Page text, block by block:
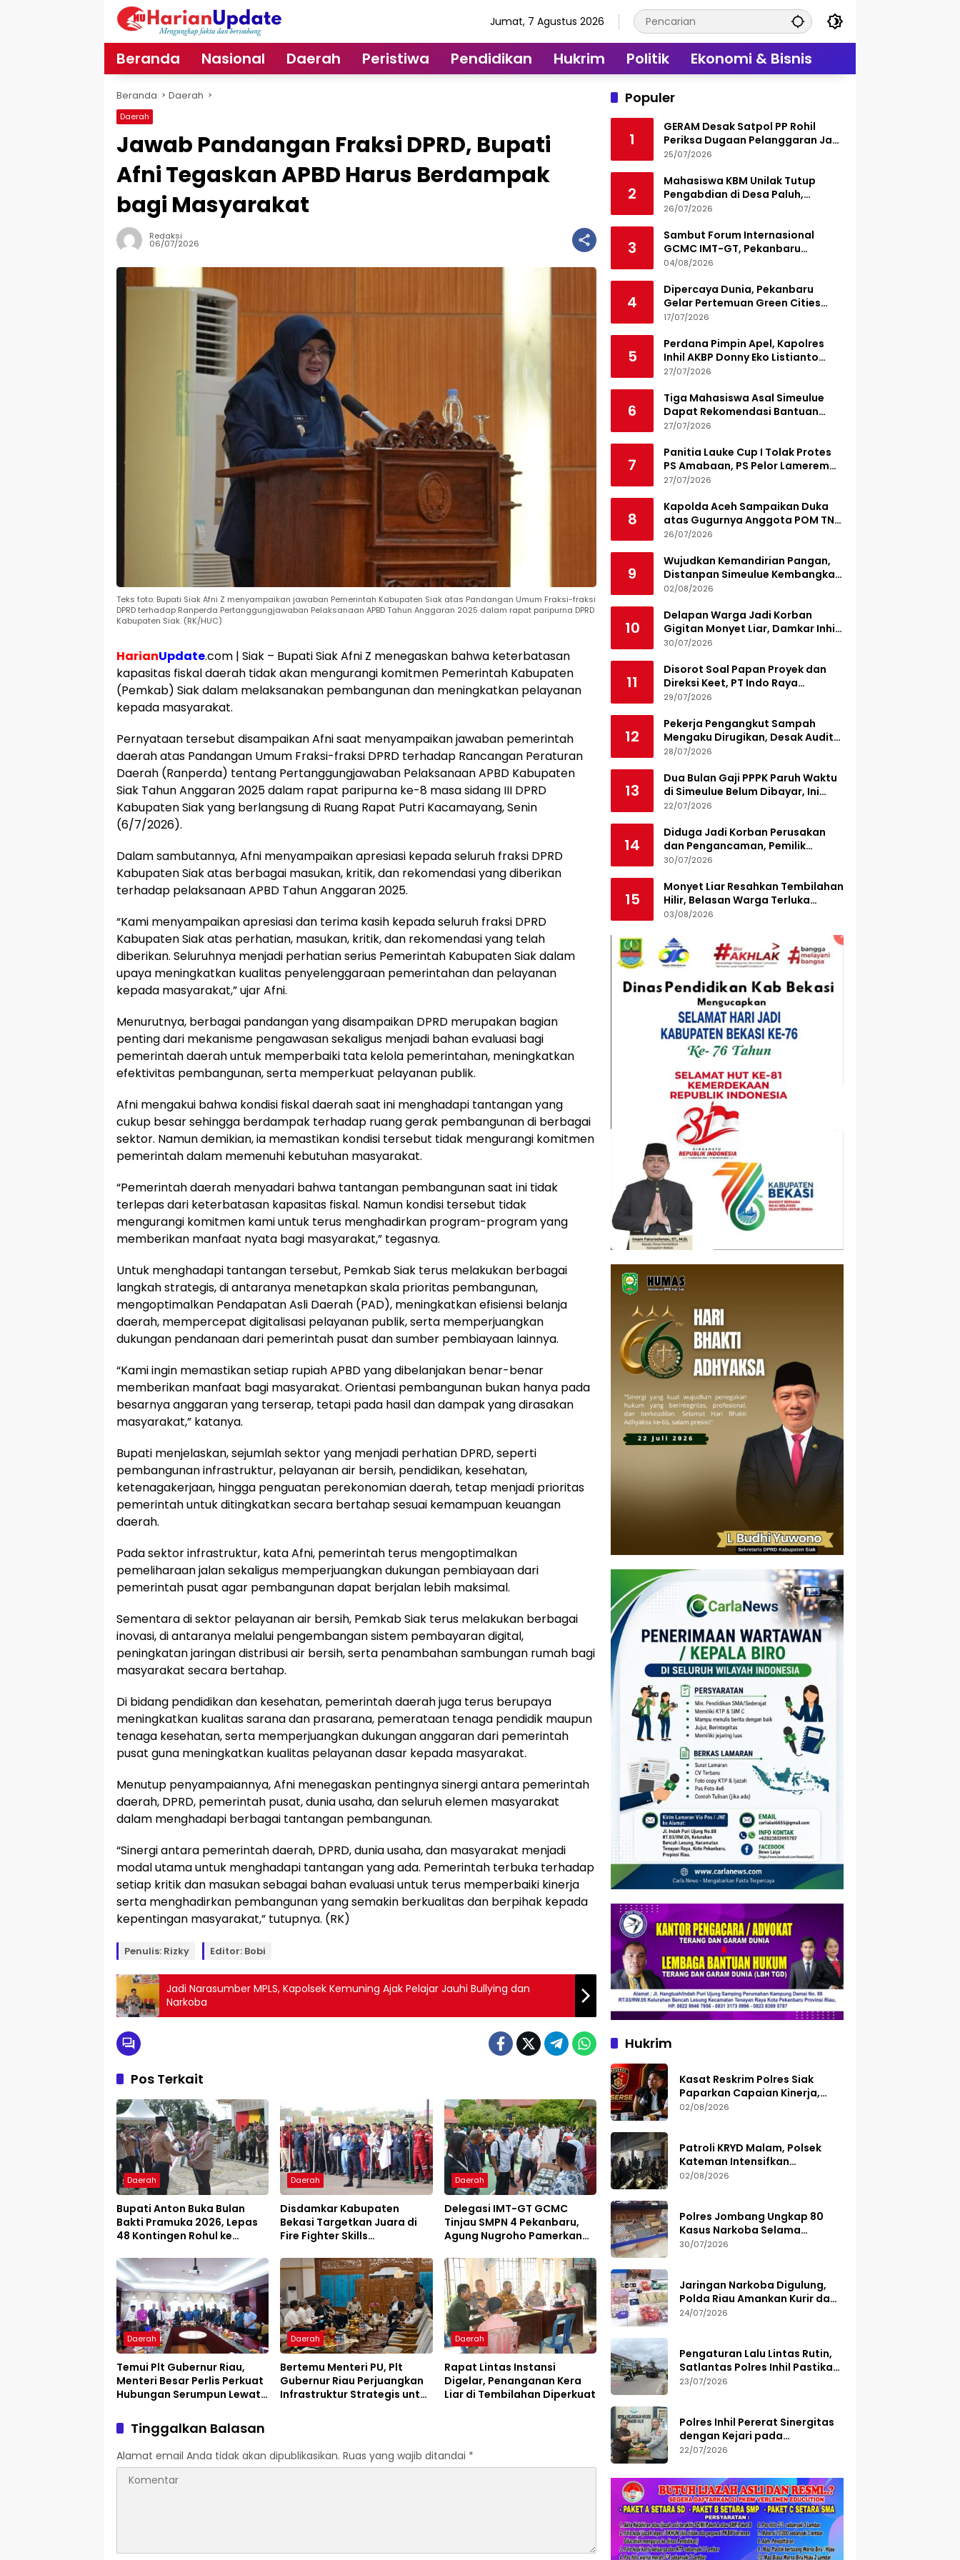
Jumat, 7 Agustus 2026
Beranda Nasional Daerah Peristiwa Pendidikan Hukrim Politik Ekonomi & Bisnis
Beranda Daerah
Daerah
Jawab Pandangan Fraksi DPRD, Bupati
Afni Tegaskan APBD Harus Berdampak
bagi Masyarakat
Redaksi
06/07/2026
Teks foto: Bupati Siak Afni Z menyampaikan jawaban Pemerintah Kabupaten Siak atas Pandangan Umum Fraksi-fraksi
DPRD terhadap Ranperda Pertanggungjawaban Pelaksanaan APBD Tahun Anggaran 2025 dalam rapat paripurna DPRD
Kabupaten Siak. (RK/HUC)
HarianUpdate.com | Siak – Bupati Siak Afni Z menegaskan bahwa keterbatasan
kapasitas fiskal daerah tidak akan mengurangi komitmen Pemerintah Kabupaten
(Pemkab) Siak dalam melaksanakan pembangunan dan meningkatkan pelayanan
kepada masyarakat.
Pernyataan tersebut disampaikan Afni saat menyampaikan jawaban pemerintah
daerah atas Pandangan Umum Fraksi-fraksi DPRD terhadap Rancangan Peraturan
Daerah (Ranperda) tentang Pertanggungjawaban Pelaksanaan APBD Kabupaten
Siak Tahun Anggaran 2025 dalam rapat paripurna ke-8 masa sidang III DPRD
Kabupaten Siak yang berlangsung di Ruang Rapat Putri Kacamayang, Senin
(6/7/2026).
Dalam sambutannya, Afni menyampaikan apresiasi kepada seluruh fraksi DPRD
Kabupaten Siak atas berbagai masukan, kritik, dan rekomendasi yang diberikan
terhadap pelaksanaan APBD Tahun Anggaran 2025.
“Kami menyampaikan apresiasi dan terima kasih kepada seluruh fraksi DPRD
Kabupaten Siak atas perhatian, masukan, kritik, dan rekomendasi yang telah
diberikan. Seluruhnya menjadi perhatian serius Pemerintah Kabupaten Siak dalam
upaya meningkatkan kualitas penyelenggaraan pemerintahan dan pelayanan
kepada masyarakat,” ujar Afni.
Menurutnya, berbagai pandangan yang disampaikan DPRD merupakan bagian
penting dari mekanisme pengawasan sekaligus menjadi bahan evaluasi bagi
pemerintah daerah untuk memperbaiki tata kelola pemerintahan, meningkatkan
efektivitas pembangunan, serta memperkuat pelayanan publik.
Afni mengakui bahwa kondisi fiskal daerah saat ini menghadapi tantangan yang
cukup besar sehingga berdampak terhadap ruang gerak pembangunan di berbagai
sektor. Namun demikian, ia memastikan kondisi tersebut tidak mengurangi komitmen
pemerintah dalam memenuhi kebutuhan masyarakat.
“Pemerintah daerah menyadari bahwa tantangan pembangunan saat ini tidak
terlepas dari keterbatasan kapasitas fiskal. Namun kondisi tersebut tidak
mengurangi komitmen kami untuk terus menghadirkan program-program yang
memberikan manfaat nyata bagi masyarakat,” tegasnya.
Untuk menghadapi tantangan tersebut, Pemkab Siak terus melakukan berbagai
langkah strategis, di antaranya menetapkan skala prioritas pembangunan,
mengoptimalkan Pendapatan Asli Daerah (PAD), meningkatkan efisiensi belanja
daerah, mempercepat digitalisasi pelayanan publik, serta memperjuangkan
dukungan pendanaan dari pemerintah pusat dan sumber pembiayaan lainnya.
“Kami ingin memastikan setiap rupiah APBD yang dibelanjakan benar-benar
memberikan manfaat bagi masyarakat. Orientasi pembangunan bukan hanya pada
besarnya anggaran yang terserap, tetapi pada hasil dan dampak yang dirasakan
masyarakat,” katanya.
Bupati menjelaskan, sejumlah sektor yang menjadi perhatian DPRD, seperti
pembangunan infrastruktur, pelayanan air bersih, pendidikan, kesehatan,
ketenagakerjaan, hingga penguatan perekonomian daerah, tetap menjadi prioritas
pemerintah untuk ditingkatkan secara bertahap sesuai kemampuan keuangan
daerah.
Pada sektor infrastruktur, kata Afni, pemerintah terus mengoptimalkan
pemeliharaan jalan sekaligus memperjuangkan dukungan pembiayaan dari
pemerintah pusat agar pembangunan dapat berjalan lebih maksimal.
Sementara di sektor pelayanan air bersih, Pemkab Siak terus melakukan berbagai
inovasi, di antaranya melalui pengembangan sistem pembayaran digital,
peningkatan jaringan distribusi air bersih, serta penambahan sambungan rumah bagi
masyarakat secara bertahap.
Di bidang pendidikan dan kesehatan, pemerintah daerah juga terus berupaya
meningkatkan kualitas sarana dan prasarana, pemerataan tenaga pendidik maupun
tenaga kesehatan, serta memperjuangkan dukungan anggaran dari pemerintah
pusat guna meningkatkan kualitas pelayanan dasar kepada masyarakat.
Menutup penyampaiannya, Afni menegaskan pentingnya sinergi antara pemerintah
daerah, DPRD, pemerintah pusat, dunia usaha, dan seluruh elemen masyarakat
dalam menghadapi berbagai tantangan pembangunan.
“Sinergi antara pemerintah daerah, DPRD, dunia usaha, dan masyarakat menjadi
modal utama untuk menghadapi tantangan yang ada. Pemerintah terbuka terhadap
setiap kritik dan masukan sebagai bahan evaluasi untuk terus memperbaiki kinerja
serta menghadirkan pembangunan yang semakin berkualitas dan berpihak kepada
kepentingan masyarakat,” tutupnya. (RK)
Penulis: Rizky Editor: Bobi
Jadi Narasumber MPLS, Kapolsek Kemuning Ajak Pelajar Jauhi Bullying dan
Narkoba
Pos Terkait
Daerah
Bupati Anton Buka Bulan
Bakti Pramuka 2026, Lepas
48 Kontingen Rohul ke
Daerah
Disdamkar Kabupaten
Bekasi Targetkan Juara di
Fire Fighter Skills
2027
Daerah
Delegasi IMT-GT GCMC
Tinjau SMPN 4 Pekanbaru,
Agung Nugroho Pamerkan
Daerah
Temui Plt Gubernur Riau,
Menteri Besar Perlis Perkuat
Hubungan Serumpun Lewat
Daerah
Bertemu Menteri PU, Plt
Gubernur Riau Perjuangkan
Infrastruktur Strategis untuk
Daerah
Rapat Lintas Instansi
Digelar, Penanganan Kera
Liar di Tembilahan Diperkuat
Tinggalkan Balasan
Alamat email Anda tidak akan dipublikasikan. Ruas yang wajib ditandai *
Populer
1
GERAM Desak Satpol PP Rohil
Periksa Dugaan Pelanggaran Jam
Operasional Hiburan Malam
25/07/2026
2
Mahasiswa KBM Unilak Tutup
Pengabdian di Desa Paluh,
Tinggalkan Jejak Edukasi Hukum
26/07/2026
3
Sambut Forum Internasional
GCMC IMT-GT, Pekanbaru
Matangkan Seluruh Persiapan
04/08/2026
4
Dipercaya Dunia, Pekanbaru
Gelar Pertemuan Green Cities
Mayor Council IMT-GT 2026
17/07/2026
5
Perdana Pimpin Apel, Kapolres
Inhil AKBP Donny Eko Listianto
Tekankan Disiplin
27/07/2026
6
Tiga Mahasiswa Asal Simeulue
Dapat Rekomendasi Bantuan
Pendidikan dari Jamaluddin
27/07/2026
7
Panitia Lauke Cup I Tolak Protes
PS Amabaan, PS Pelor Lamerem
Menang WO 3-0
27/07/2026
8
Kapolda Aceh Sampaikan Duka
atas Gugurnya Anggota POM TNI
Saat Bantu Kejar Bandar Narkoba
26/07/2026
9
Wujudkan Kemandirian Pangan,
Distanpan Simeulue Kembangkan
Demplot Hortikultura
02/08/2026
10
Delapan Warga Jadi Korban
Gigitan Monyet Liar, Damkar Inhil
Turunkan 15 Personel
30/07/2026
11
Disorot Soal Papan Proyek dan
Direksi Keet, PT Indo Raya
Kabenteng Berikan Penjelasan
29/07/2026
12
Pekerja Pengangkut Sampah
Mengaku Dirugikan, Desak Audit
Pengelolaan LPS di Pekanbaru
28/07/2026
13
Dua Bulan Gaji PPPK Paruh Waktu
di Simeulue Belum Dibayar, Ini
Penjelasan Sekda
22/07/2026
14
Diduga Jadi Korban Perusakan
dan Pengancaman, Pemilik
Armada Sampah Siapkan
30/07/2026
15
Monyet Liar Resahkan Tembilahan
Hilir, Belasan Warga Terluka
Digigit
03/08/2026
Hukrim
Kasat Reskrim Polres Siak
Paparkan Capaian Kinerja,
Tegaskan Siap Terima Kritik
02/08/2026
Patroli KRYD Malam, Polsek
Kateman Intensifkan
Pengamanan Balap Liar
02/08/2026
Polres Jombang Ungkap 80
Kasus Narkoba Selama
Semester I 2026, 113 Tersangka
30/07/2026
Jaringan Narkoba Digulung,
Polda Riau Amankan Kurir dan
Sita Barang Bukti Bernilai
24/07/2026
Pengaturan Lalu Lintas Rutin,
Satlantas Polres Inhil Pastikan
Arus Tetap Lancar
23/07/2026
Polres Inhil Pererat Sinergitas
dengan Kejari pada
Peringatan Hari Bakti
22/07/2026